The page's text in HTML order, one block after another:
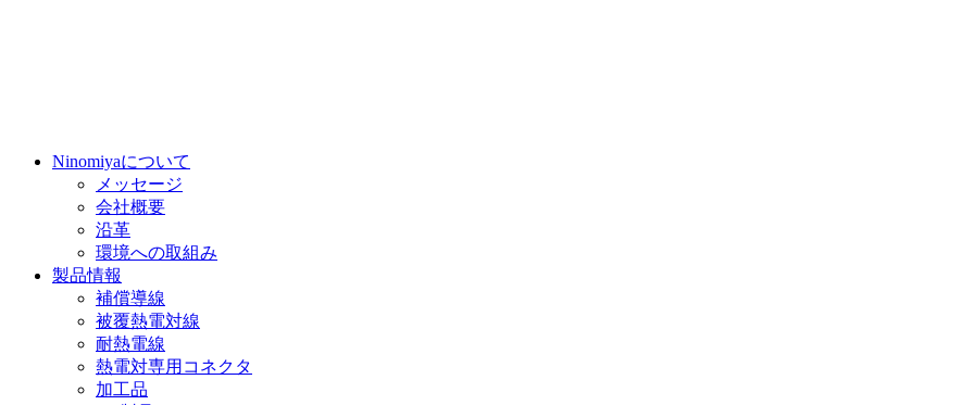
Ninomiyaについて
メッセージ
会社概要
沿革
環境への取組み
製品情報
補償導線
被覆熱電対線
耐熱電線
熱電対専用コネクタ
加工品